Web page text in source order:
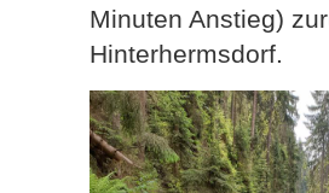
Minuten Anstieg)
Hinterhermsdorf.